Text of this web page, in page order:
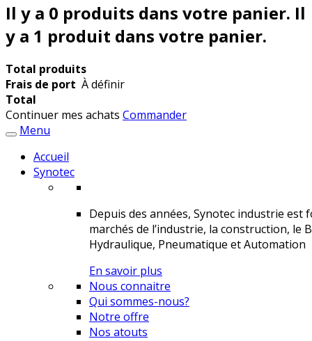
Il y a 0 produits dans votre panier. Il
y a 1 produit dans votre panier.
Total produits
Frais de port À définir
Total
Continuer mes achats Commander
Menu
Accueil
Synotec
Depuis des années, Synotec industrie
marchés de l’industrie, la construction, le
Hydraulique, Pneumatique et Automation
En savoir plus
Nous connaitre
Qui sommes-nous?
Notre offre
Nos atouts